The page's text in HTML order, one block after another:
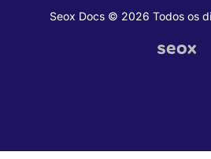
Seox Docs © 2026 Todos os